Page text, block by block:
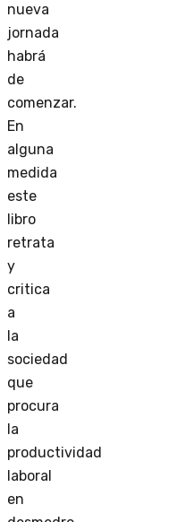
nueva
jornada
habrá
de
comenzar.
En
alguna
medida
este
libro
retrata
y
critica
a
la
sociedad
que
procura
la
productividad
laboral
en